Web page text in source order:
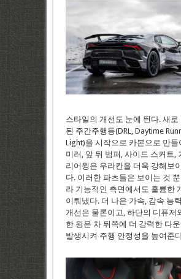
스타일의 개선도 눈에 띈다. 새로
된 주간주행등(DRL, Daytime
Light)을 시작으로 카본으로 만들
미러, 앞 뒤 범퍼, 사이드 스커트,
리어윙은 우라칸을 더욱 강해보
다. 이러한 파츠들은 보이는 것
라 기능적인 측면에서도 훌륭한
이뤄냈다. 더 나은 가속, 감속 능
개선은 물론이고, 하단의 디퓨저
한 윙은 차 뒤쪽에 더 강력한 다
발생시켜 주행 안정성을 높여준